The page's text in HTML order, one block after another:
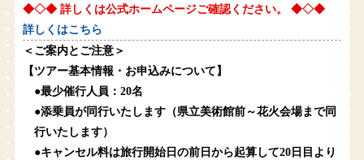
◆◇◆ 詳しくは公式ホームページご確認ください。 ◆◇◆
詳しくはこちら
＜ご案内とご注意＞
【ツアー基本情報・お申込みについて】
●最少催行人員：20名
●添乗員が同行いたします（県立美術館前～花火会場まで同
行いたします）
●キャンセル料は旅行開始日の前日から起算して20日目より